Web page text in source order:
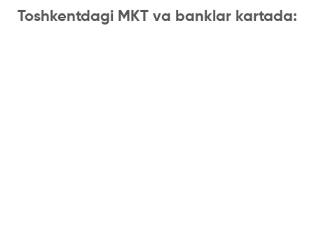
Toshkentdagi MKT va banklar kartada: